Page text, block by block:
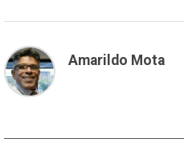
Amarildo Mota